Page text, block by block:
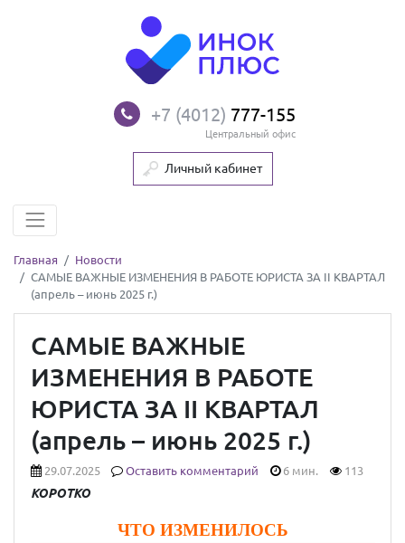
+7 (4012) 777-155
Центральный офис
Личный кабинет
Главная
Новости
САМЫЕ ВАЖНЫЕ ИЗМЕНЕНИЯ В РАБОТЕ ЮРИСТА ЗА II КВАРТАЛ
(апрель – июнь 2025 г.)
САМЫЕ ВАЖНЫЕ
ИЗМЕНЕНИЯ В РАБОТЕ
ЮРИСТА ЗА II КВАРТАЛ
(апрель – июнь 2025 г.)
29.07.2025 Оставить комментарий 6 мин. 113
КОРОТКО
ЧТО ИЗМЕНИЛОСЬ